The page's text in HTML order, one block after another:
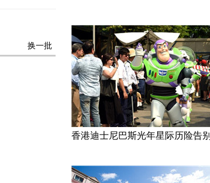
换一批
香港迪士尼巴斯光年星际历险告别